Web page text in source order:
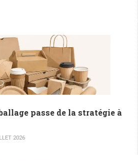
passe de la stratégie à
2026